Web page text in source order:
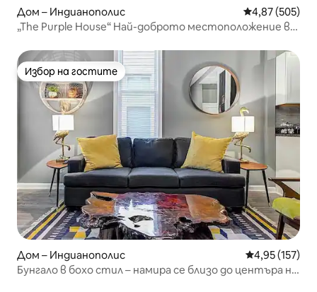
Дом – Индианополис Средна
4,87 (505)
„The Purple House“ Най-доброто местоположение в
Избор на гостите
Избор на гостите
Дом – Индианополис Средна
4,95 (157)
Бунгало в бохо стил – намира се близо до центъра на